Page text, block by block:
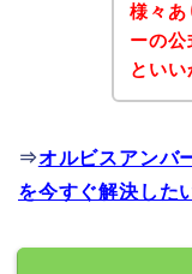
様々あ
ーの
といい
⇒オルビスアンバ
を今すぐ解決した